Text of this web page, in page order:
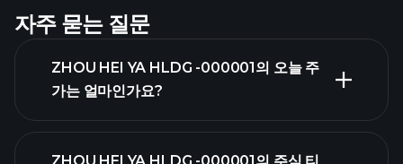
자주 묻는 질문
ZHOU HEI YA HLDG -000001의 오늘 주
가는 얼마인가요?